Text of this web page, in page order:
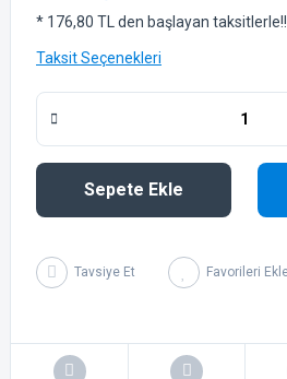
* 176,80 TL den başlayan taksitlerle!!
Taksit Seçenekleri
Sepete Ekle
Tavsiye Et